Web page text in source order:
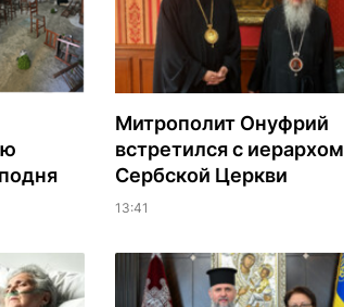
Митрополит Онуфрий
встретился с иерархом
Сербской Церкви
13:41